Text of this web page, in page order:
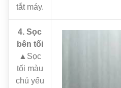
tắt máy.
4. Sọc
bên tối
▲Sọc
tối màu
chủ yếu